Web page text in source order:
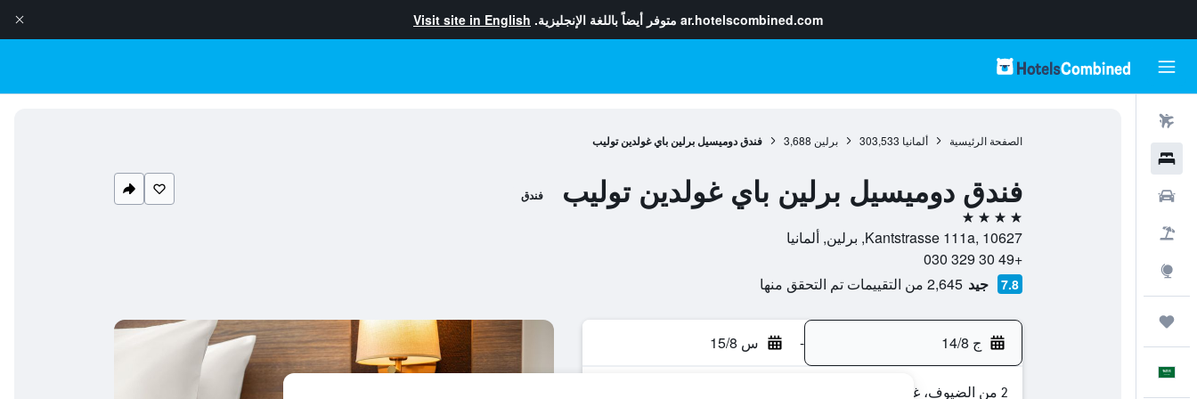
ar.hotelscombined.com متوفر أيضاً باللغة الإنجليزية. Visit site in English
الصفحة الرئيسية ألمانيا 303,533 برلين 3,688 فندق دوميسيل برلين باي غولدين توليب
فندق دوميسيل برلين باي غولدين توليب فندق
4 نجوم
Kantstrasse 111a, 10627, برلين, ألمانيا
+49 30 329 030
7.8 جيد 2,645 من التقييمات تم التحقق منها
ج 14/8 - س 15/8
2 من الضيوف، غرفة واحدة